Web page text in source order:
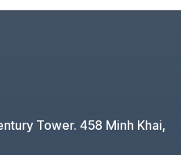
Tower. 458 Minh Khai,